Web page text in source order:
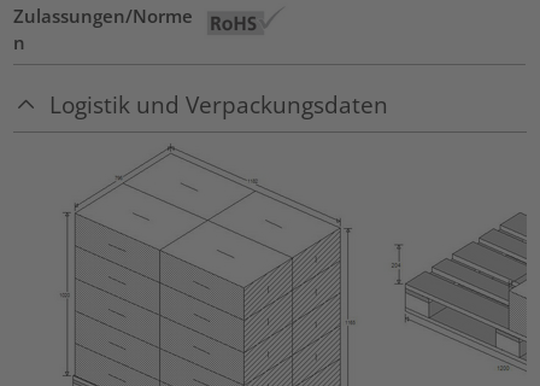
Zulassungen/Norme
n
Logistik und Verpackungsdaten